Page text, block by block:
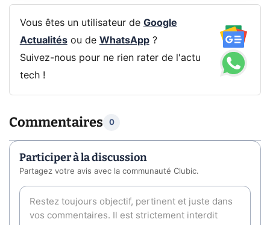
Vous êtes un utilisateur de Google
Actualitésou de WhatsApp?
Suivez-nous pour ne rien rater de l'actu
tech !
Commentaires 0
Participer à la discussion
Partagez votre avis avec la communauté Clubic.